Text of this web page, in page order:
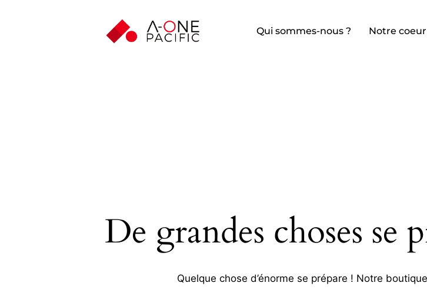
Qui sommes-nous ? Notre
De grandes choses se
Quelque chose d’énorme se prépare ! Notre